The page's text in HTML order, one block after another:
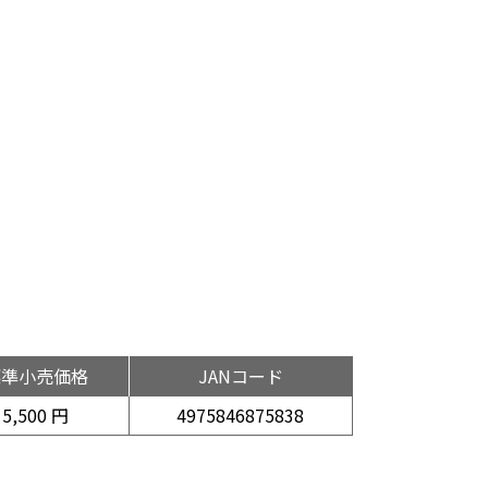
小売価格
JANコード
5,500 円 4975846875838